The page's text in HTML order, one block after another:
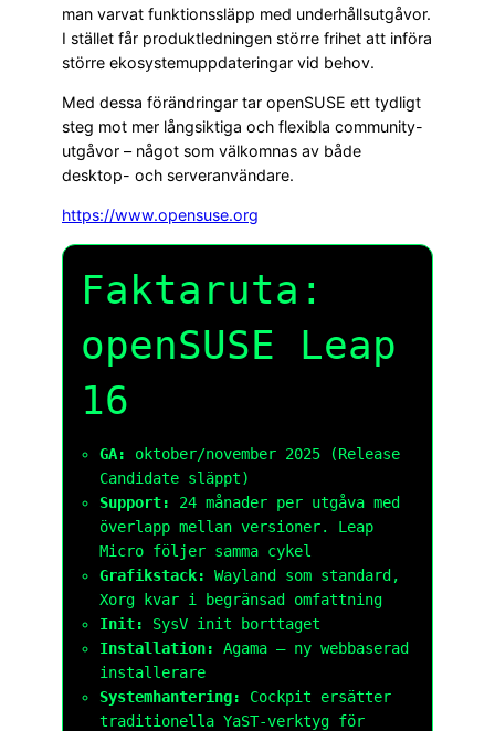
man varvat funktionssläpp med underhållsutgåvor.
I stället får produktledningen större frihet att införa
större ekosystemuppdateringar vid behov.
Med dessa förändringar tar openSUSE ett tydligt
steg mot mer långsiktiga och flexibla community-
utgåvor – något som välkomnas av både
desktop- och serveranvändare.
https://www.opensuse.org
Faktaruta:
openSUSE Leap
16
GA:
oktober/november 2025 (Release
Candidate släppt)
Support:
24 månader per utgåva med
överlapp mellan versioner. Leap
Micro följer samma cykel
Grafikstack:
Wayland som standard,
Xorg kvar i begränsad omfattning
Init:
SysV init borttaget
Installation:
Agama – ny webbaserad
installerare
Systemhantering:
Cockpit ersätter
traditionella YaST-verktyg för